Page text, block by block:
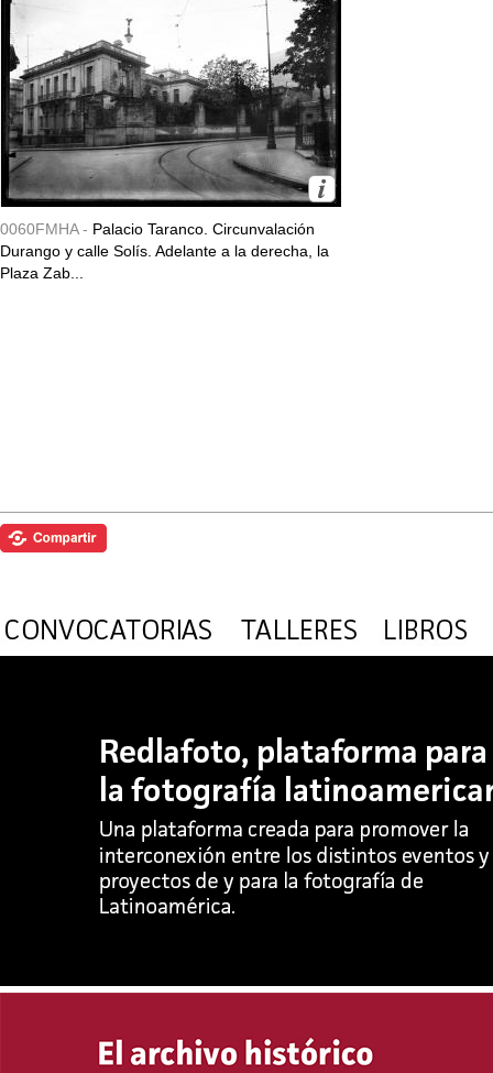
0060FMHA - Palacio Taranco. Circunvalación
Durango y calle Solís. Adelante a la derecha, la
Plaza Zab...